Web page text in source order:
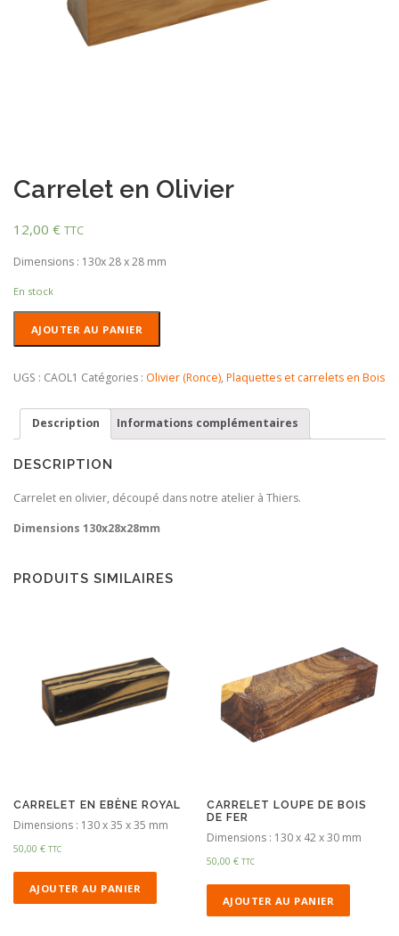
Carrelet en Olivier
12,00 € TTC
Dimensions : 130x 28 x 28 mm
En stock
en
AJOUTER AU PANIER
UGS : CAOL1 Catégories : Olivier (Ronce), Plaquettes et carrelets en Bois
Description Informations complémentaires
DESCRIPTION
Carrelet en olivier, découpé dans notre atelier à Thiers.
Dimensions 130x28x28mm
PRODUITS SIMILAIRES
CARRELET EN EBÈNE ROYAL
Dimensions : 130 x 35 x 35 mm
50,00 € TTC
AJOUTER AU PANIER
CARRELET LOUPE DE BOIS
DE FER
Dimensions : 130 x 42 x 30 mm
50,00€ TTC
AJOUTER AU PANIER